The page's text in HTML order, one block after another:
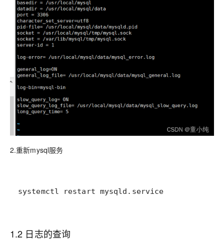
2.重新mysql服务
systemctl restart mysqld.service
1.2 日志的查询